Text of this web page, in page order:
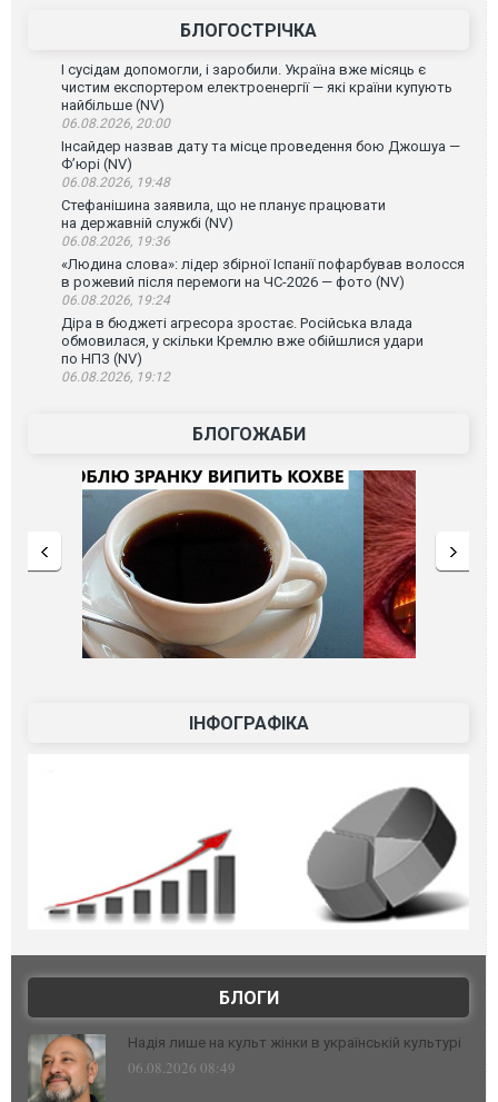
БЛОГОСТРІЧКА
І сусідам допомогли, і заробили. Україна вже місяць є
чистим експортером електроенергії — які країни купують
найбільше (NV)
06.08.2026, 20:00
Інсайдер назвав дату та місце проведення бою Джошуа —
Ф’юрі (NV)
06.08.2026, 19:48
Стефанішина заявила, що не планує працювати
на державній службі (NV)
06.08.2026, 19:36
«Людина слова»: лідер збірної Іспанії пофарбував волосся
в рожевий після перемоги на ЧС-2026 — фото (NV)
06.08.2026, 19:24
Діра в бюджеті агресора зростає. Російська влада
обмовилася, у скільки Кремлю вже обійшлися удари
по НПЗ (NV)
06.08.2026, 19:12
БЛОГОЖАБИ
ІНФОГРАФІКА
БЛОГИ
Надія лише на культ жінки в українській культурі
06.08.2026 08:49